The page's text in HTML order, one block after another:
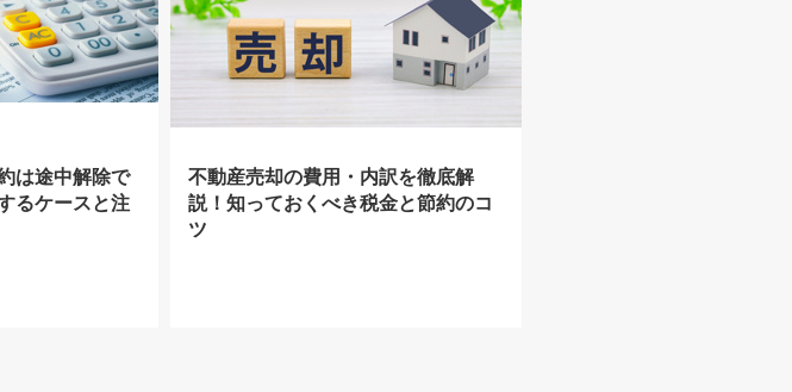
は途中解除で
るケースと注
不動産売却の費用・内訳を徹底解
説！知っておくべき税金と節約のコ
ツ